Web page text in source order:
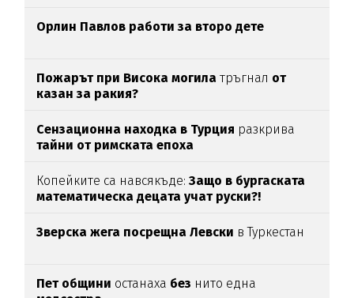
Орлин Павлов работи за второ дете
Пожарът при Висока могила тръгнал от
казан за ракия?
Сензационна находка в Турция разкрива
тайни от римската епоха
Копейките са навсякъде:Защо в бургаската
математическа децата учат руски?!
Зверска жега посрещна Левски в Туркестан
Пет общини останаха без нито една